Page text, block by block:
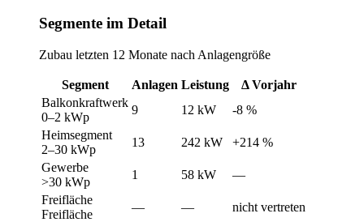
Segmente im Detail
Zubau letzten 12 Monate nach Anlagengröße
Segment Anlagen Leistung
Δ Vorjahr
Balkonkraftwerk
0–2 kWp
9 12 kW
-8 %
Heimsegment
2–30 kWp
13 242 kW
+214 %
Gewerbe
>30 kWp
1 58 kW
—
Freifläche
Freifläche
— —
nicht vertreten